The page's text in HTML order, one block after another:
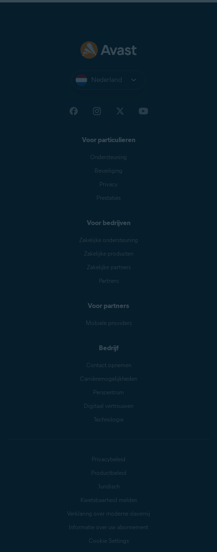
Nederland
Voor particulieren
Ondersteuning
Beveiliging
Privacy
Prestaties
Voor bedrijven
Zakelijke ondersteuning
Zakelijke producten
Zakelijke partners
Partners
Voor partners
Mobiele providers
Bedrijf
Contact opnemen
Carrièremogelijkheden
Perscentrum
Digitaal vertrouwen
Technologie
Privacybeleid
Productbeleid
Juridisch
Kwetsbaarheid melden
Verklaring over moderne slavernij
Informatie over uw abonnement
Cookie Settings